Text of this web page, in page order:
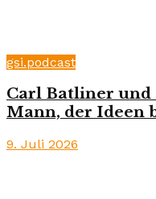
gsi.podcast
Carl Batliner und
Mann, der Ideen
9. Juli 2026